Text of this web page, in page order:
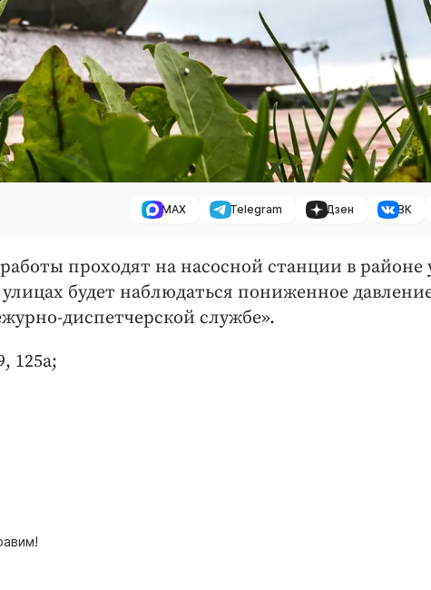
MAX Telegram Дзен ВК
проходят на насосной станции в районе
будет наблюдаться пониженное
диспетчерской службе».
125а;